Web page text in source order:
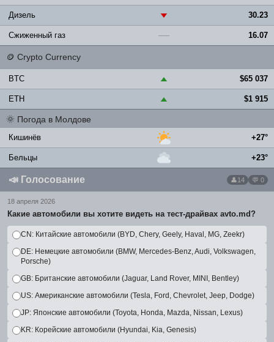
Дизель ▼ 30.23
Сжиженный газ — 16.07
🪙 Crypto Currency
BTC ▲ $65 037
ETH ▲ $1 915
🌞 Погода в Молдове
Кишинёв +27°
Бельцы +23°
📣 Голосование 14 💬 0
18 апреля 2026
Какие автомобили вы хотите видеть на тест-драйвах avto.md?
CN: Китайские автомобили (BYD, Chery, Geely, Haval, MG, Zeekr)
DE: Немецкие автомобили (BMW, Mercedes-Benz, Audi, Volkswagen,
Porsche)
GB: Британские автомобили (Jaguar, Land Rover, MINI, Bentley)
US: Американские автомобили (Tesla, Ford, Chevrolet, Jeep, Dodge)
JP: Японские автомобили (Toyota, Honda, Mazda, Nissan, Lexus)
KR: Корейские автомобили (Hyundai, Kia, Genesis)